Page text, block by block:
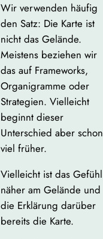
Wir verwenden häufig
den Satz: Die Karte ist
nicht das Gelände.
Meistens beziehen wir
das auf Frameworks,
Organigramme oder
Strategien. Vielleicht
beginnt dieser
Unterschied aber schon
viel früher.
Vielleicht ist das Gefühl
näher am Gelände und
die Erklärung darüber
bereits die Karte.